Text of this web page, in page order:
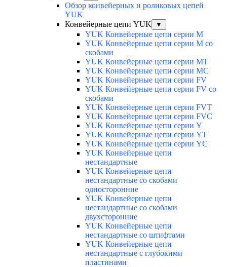
Обзор конвейерных и роликовых цепей
YUK
Конвейерные цепи YUK
▼
YUK Конвейерные цепи серии М
YUK Конвейерные цепи серии М со
скобами
YUK Конвейерные цепи серии МТ
YUK Конвейерные цепи серии МС
YUK Конвейерные цепи серии FV
YUK Конвейерные цепи серии FV со
скобами
YUK Конвейерные цепи серии FVT
YUK Конвейерные цепи серии FVC
YUK Конвейерные цепи серии Y
YUK Конвейерные цепи серии YТ
YUK Конвейерные цепи серии YС
YUK Конвейерные цепи
нестандартные
YUK Конвейерные цепи
нестандартные со скобами
односторонние
YUK Конвейерные цепи
нестандартные со скобами
двухсторонние
YUK Конвейерные цепи
нестандартные со штифтами
YUK Конвейерные цепи
нестандартные с глубокими
пластинами